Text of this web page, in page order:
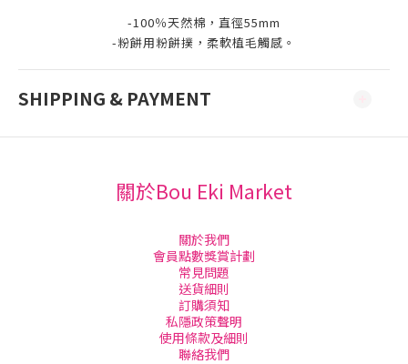
-100％天然棉，直徑55mm
-粉餅用粉餅撲，柔軟植毛觸感。
SHIPPING & PAYMENT
關於Bou Eki Market
關於我們
會員點數獎賞計劃
常見問題
送貨細則
訂購須知
私隱政策聲明
使用條款及細則
聯絡我們